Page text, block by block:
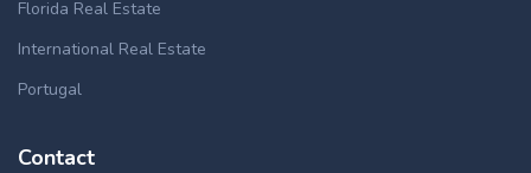
Florida Real Estate
International Real Estate
Portugal
Contact